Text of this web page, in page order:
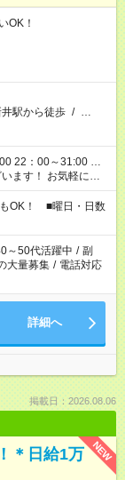
OK！
駅から徒歩 / …
22：00～31:00 …
OK！ ■曜日・日数
～50代活躍中 / 副
大量募集 / 電話対応
詳細へ
掲載日：2026.08.06
NEW
＊日給1万